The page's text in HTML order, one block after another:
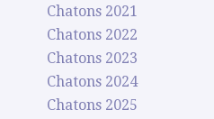
Chatons 2021
Chatons 2022
Chatons 2023
Chatons 2024
Chatons 2025